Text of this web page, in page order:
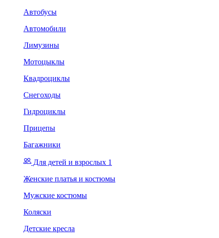
Автобусы
Автомобили
Лимузины
Мотоцыклы
Квадроциклы
Снегоходы
Гидроциклы
Прицепы
Багажники
Для детей и взрослых 1
Женские платья и костюмы
Мужские костюмы
Коляски
Детские кресла